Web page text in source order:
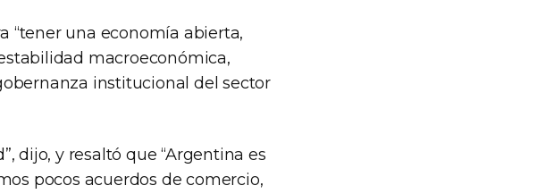
“tener una economía abierta,
macroeconómica,
institucional del sector
dijo, y resaltó que “Argentina es
pocos acuerdos de comercio,